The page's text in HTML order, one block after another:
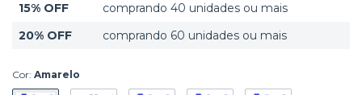
15% OFF
comprando 40 unidades ou mais
20% OFF
comprando 60 unidades ou mais
Cor: Amarelo